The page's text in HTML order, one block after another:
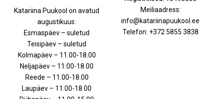
Katariina Puukool on avatud
augustikuus:
Esmaspäev – suletud
Teisipäev – suletud
Kolmapäev – 11.00-18.00
Neljapäev – 11.00-18.00
Reede – 11.00-18.00
Laupäev – 11.00-18.00
Meiliaadress:
info@katariinapuukool.ee
Telefon: +372 5855 3838